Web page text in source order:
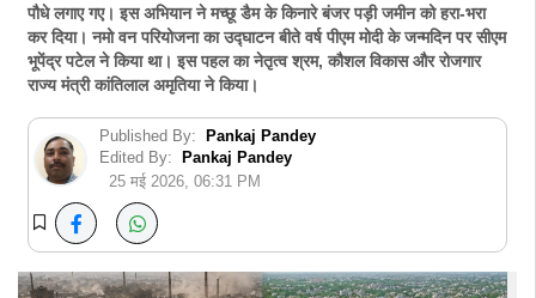
पौधे लगाए गए। इस अभियान ने मच्छू डैम के किनारे बंजर पड़ी जमीन को हरा-भरा
कर दिया। नमो वन परियोजना का उद्घाटन बीते वर्ष पीएम मोदी के जन्मदिन पर सीएम
भूपेंद्र पटेल ने किया था। इस पहल का नेतृत्व श्रम, कौशल विकास और रोजगार
राज्य मंत्री कांतिलाल अमृतिया ने किया।
Published By:
Pankaj Pandey
Edited By:
Pankaj Pandey
25 मई 2026, 06:31 PM